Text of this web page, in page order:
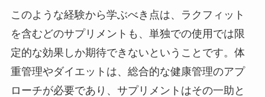
このような経験から学ぶべき点は、ラクフィット
を含むどのサプリメントも、単独での使用では限
定的な効果しか期待できないということです。体
重管理やダイエットは、総合的な健康管理のアプ
ローチが必要であり、サプリメントはその一助と